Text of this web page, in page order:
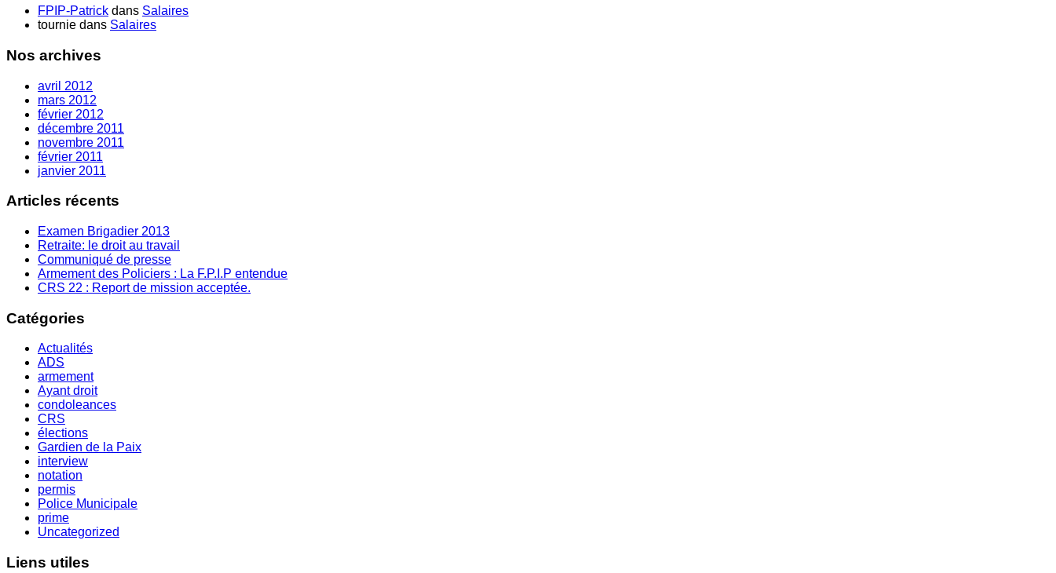
FPIP-Patrick dans Salaires
tournie dans Salaires
Nos archives
avril 2012
mars 2012
février 2012
décembre 2011
novembre 2011
février 2011
janvier 2011
Articles récents
Examen Brigadier 2013
Retraite: le droit au travail
Communiqué de presse
Armement des Policiers : La F.P.I.P entendue
CRS 22 : Report de mission acceptée.
Catégories
Actualités
ADS
armement
Ayant droit
condoleances
CRS
élections
Gardien de la Paix
interview
notation
permis
Police Municipale
prime
Uncategorized
Liens utiles